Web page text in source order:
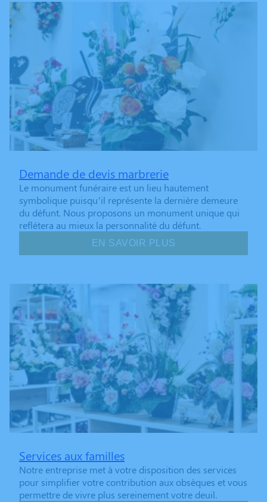
Demande de devis marbrerie
Le monument funéraire est un lieu hautement
symbolique puisqu’il représente la dernière demeure
du défunt. Nous proposons un monument unique qui
reflétera au mieux la personnalité du défunt.
EN SAVOIR PLUS
Services aux familles
Notre entreprise met à votre disposition des services
pour simplifier votre contribution aux obsèques et vous
permettre de vivre plus sereinement votre deuil.